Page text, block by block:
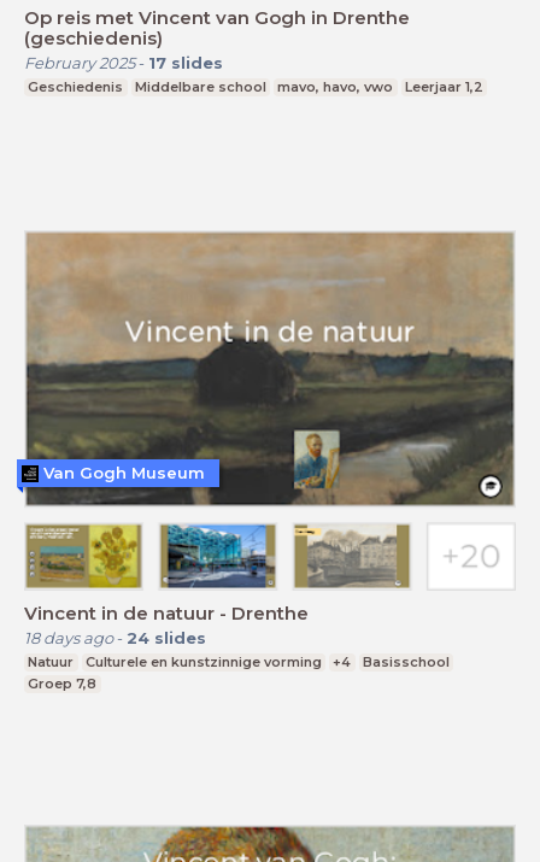
Op reis met Vincent van Gogh in Drenthe
(geschiedenis)
February 2025- 17 slides
Geschiedenis Middelbare school mavo, havo, vwo Leerjaar 1,2
Vincent in de natuur - Drenthe
18 days ago- 24 slides
Natuur Culturele en kunstzinnige vorming +4
Basisschool
Groep 7,8
Van Gogh Museum